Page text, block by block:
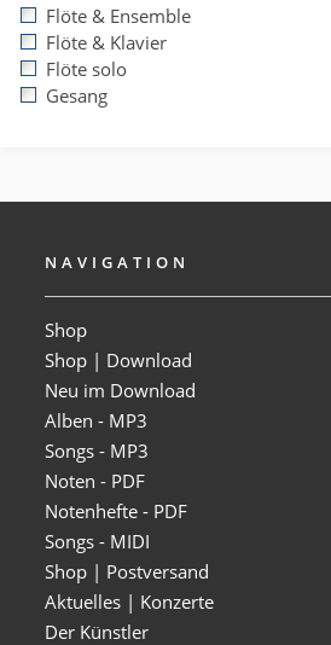
Flöte & Ensemble
Flöte & Klavier
Flöte solo
Gesang
NAVIGATION
Shop
Shop | Download
Neu im Download
Alben - MP3
Songs - MP3
Noten - PDF
Notenhefte - PDF
Songs - MIDI
Shop | Postversand
Aktuelles | Konzerte
Der Künstler